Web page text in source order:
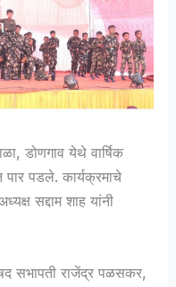
डोणगाव येथे वार्षिक
पार पडले. कार्यक्रमाचे
सद्दाम शाह यांनी
सभापती राजेंद्र पळसकर,